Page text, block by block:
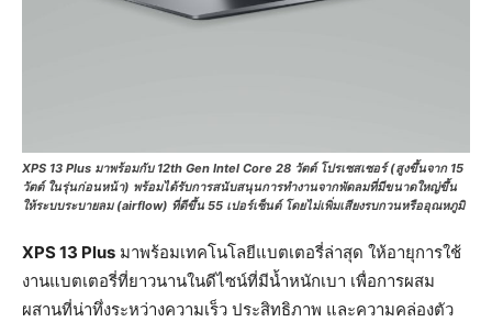
XPS 13 Plus มาพร้อมกับ 12th Gen Intel Core 28 วัตต์ โปรเซสเซอร์ (สูงขึ้นจาก 15
วัตต์ ในรุ่นก่อนหน้า) พร้อมได้รับการสนับสนุนการทำงานจากพัดลมที่มีขนาดใหญ่ขึ้น
ให้ระบบระบายลม (airflow) ที่ดีขึ้น 55 เปอร์เซ็นต์ โดยไม่เพิ่มเสียงรบกวนหรืออุณหภูมิ
XPS 13 Plus มาพร้อมเทคโนโลยีแบตเตอรี่ล่าสุด ให้อายุการใช้
งานแบตเตอรี่ที่ยาวนานในดีไซน์ที่มีน้ำหนักเบา เพื่อการผสม
ผสานที่น่าทึ่งระหว่างความเร็ว ประสิทธิภาพ และความคล่องตัว